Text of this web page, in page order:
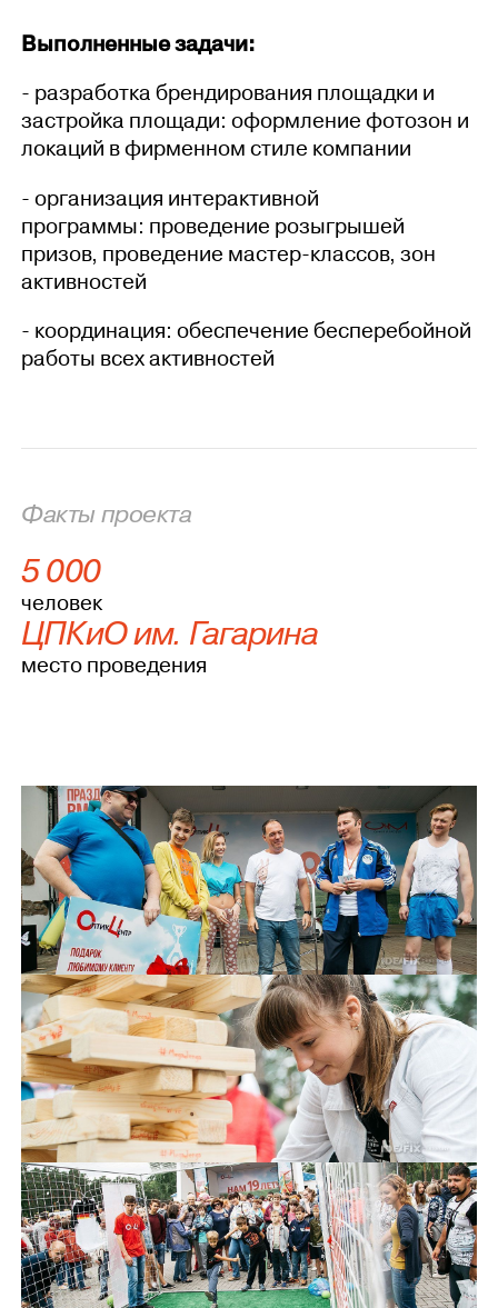
Выполненные задачи:
- разработка брендирования площадки и
застройка площади: оформление фотозон и
локаций в фирменном стиле компании
- организация интерактивной
программы: проведение розыгрышей
призов, проведение мастер-классов, зон
активностей
- координация: обеспечение бесперебойной
работы всех активностей
Факты проекта
5 000
человек
ЦПКиО им. Гагарина
место проведения